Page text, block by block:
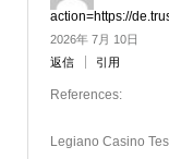
action=https://
2026年 7月 10日
返信
引用
References:
Legiano Casino